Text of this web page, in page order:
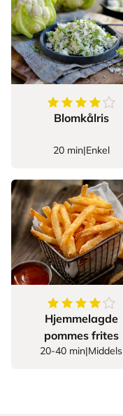
4av5stjerner
Blomkålris
20 min|Enkel
4av5stjerner
Hjemmelagde
pommes frites
20-40 min|Middels